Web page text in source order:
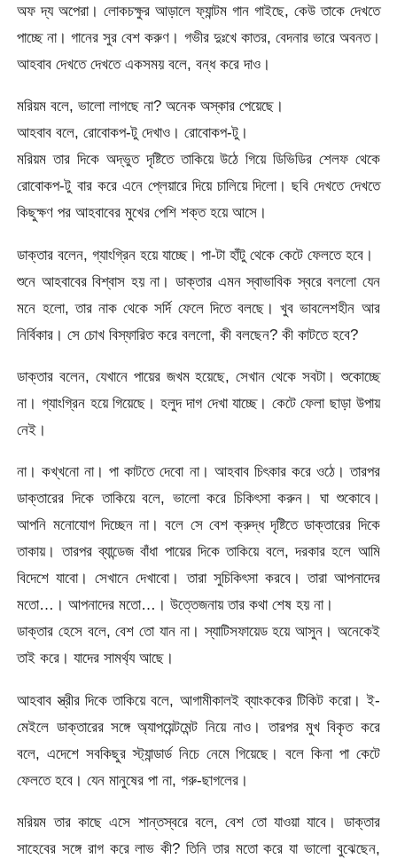
অফ দ্য অপেরা। লোকচক্ষুর আড়ালে ফ্যান্টম গান গাইছে, কেউ তাকে দেখতে
পাচ্ছে না। গানের সুর বেশ করুণ। গভীর দুঃখে কাতর, বেদনার ভারে অবনত।
আহবাব দেখতে দেখতে একসময় বলে, বন্ধ করে দাও।
মরিয়ম বলে, ভালো লাগছে না? অনেক অস্কার পেয়েছে।
আহবাব বলে, রোবোকপ-টু দেখাও। রোবোকপ-টু।
মরিয়ম তার দিকে অদ্ভুত দৃষ্টিতে তাকিয়ে উঠে গিয়ে ডিভিডির শেলফ থেকে
রোবোকপ-টু বার করে এনে প্লেয়ারে দিয়ে চালিয়ে দিলো। ছবি দেখতে দেখতে
কিছুক্ষণ পর আহবাবের মুখের পেশি শক্ত হয়ে আসে।
ডাক্তার বলেন, গ্যাংগ্রিন হয়ে যাচ্ছে। পা-টা হাঁটু থেকে কেটে ফেলতে হবে।
শুনে আহবাবের বিশ্বাস হয় না। ডাক্তার এমন স্বাভাবিক স্বরে বললো যেন
মনে হলো, তার নাক থেকে সর্দি ফেলে দিতে বলছে। খুব ভাবলেশহীন আর
নির্বিকার। সে চোখ বিস্ফারিত করে বললো, কী বলছেন? কী কাটতে হবে?
ডাক্তার বলেন, যেখানে পায়ের জখম হয়েছে, সেখান থেকে সবটা। শুকোচ্ছে
না। গ্যাংগ্রিন হয়ে গিয়েছে। হলুদ দাগ দেখা যাচ্ছে। কেটে ফেলা ছাড়া উপায়
নেই।
না। কখ্খনো না। পা কাটতে দেবো না। আহবাব চিৎকার করে ওঠে। তারপর
ডাক্তারের দিকে তাকিয়ে বলে, ভালো করে চিকিৎসা করুন। ঘা শুকোবে।
আপনি মনোযোগ দিচ্ছেন না। বলে সে বেশ ক্রুদ্ধ দৃষ্টিতে ডাক্তারের দিকে
তাকায়। তারপর ব্যান্ডেজ বাঁধা পায়ের দিকে তাকিয়ে বলে, দরকার হলে আমি
বিদেশে যাবো। সেখানে দেখাবো। তারা সুচিকিৎসা করবে। তারা আপনাদের
মতো…। আপনাদের মতো…। উত্তেজনায় তার কথা শেষ হয় না।
ডাক্তার হেসে বলে, বেশ তো যান না। স্যাটিসফায়েড হয়ে আসুন। অনেকেই
তাই করে। যাদের সামর্থ্য আছে।
আহবাব স্ত্রীর দিকে তাকিয়ে বলে, আগামীকালই ব্যাংককের টিকিট করো। ই-
মেইলে ডাক্তারের সঙ্গে অ্যাপয়েন্টমেন্ট নিয়ে নাও। তারপর মুখ বিকৃত করে
বলে, এদেশে সবকিছুর স্ট্যান্ডার্ড নিচে নেমে গিয়েছে। বলে কিনা পা কেটে
ফেলতে হবে। যেন মানুষের পা না, গরু-ছাগলের।
মরিয়ম তার কাছে এসে শান্তস্বরে বলে, বেশ তো যাওয়া যাবে। ডাক্তার
সাহেবের সঙ্গে রাগ করে লাভ কী? তিনি তার মতো করে যা ভালো বুঝেছেন,